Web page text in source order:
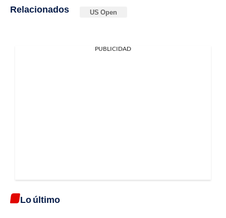
Relacionados US Open
PUBLICIDAD
Lo último